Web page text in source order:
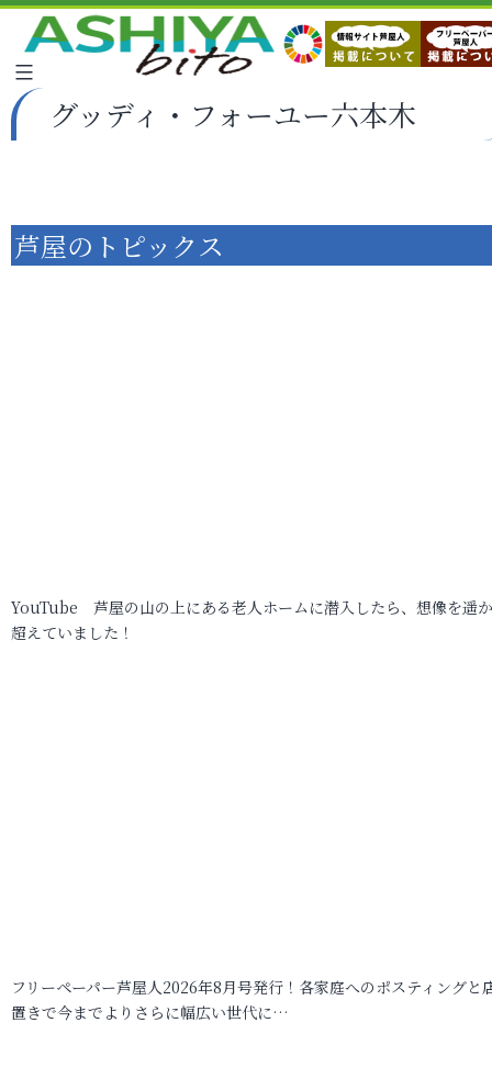
グッディ・フォーユー六本木
芦屋のトピックス
YouTube 芦屋の山の上にある老人ホームに潜入したら、想像を遥
超えていました！
フリーペーパー芦屋人2026年8月号発行！各家庭へのポスティングと
置きで今までよりさらに幅広い世代に…